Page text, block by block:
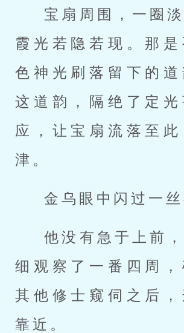
宝扇周围，一圈
霞光若隐若现。那是
色神光刷落留下的道
这道韵，隔绝了定光
应，让宝扇流落至此
津。
金乌眼中闪过一丝
他没有急于上前
细观察了一番四周，
其他修士窥伺之后，
靠近。